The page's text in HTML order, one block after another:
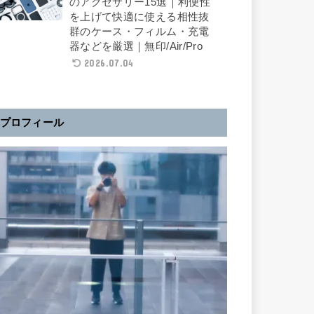
を上げて快適に使える相性抜
群のケース・フィルム・充電
器などを厳選｜無印/Air/Pro
2026.07.04
プロフィール